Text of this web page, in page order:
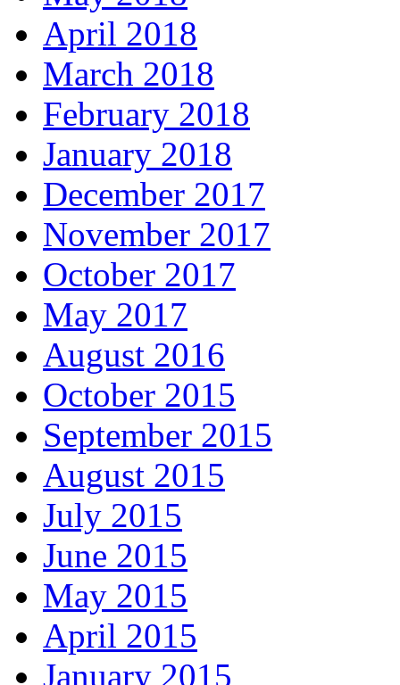
April 2018
March 2018
February 2018
January 2018
December 2017
November 2017
October 2017
May 2017
August 2016
October 2015
September 2015
August 2015
July 2015
June 2015
May 2015
April 2015
January 2015